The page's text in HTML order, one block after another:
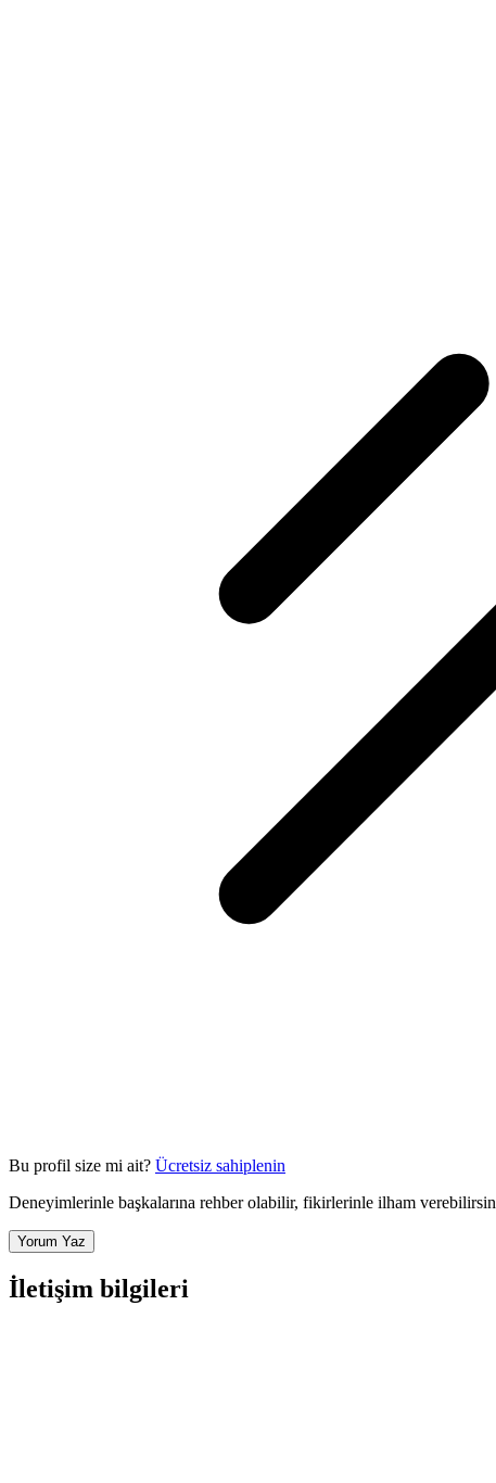
Bu profil size mi ait? Ücretsiz sahiplenin
Deneyimlerinle başkalarına rehber olabilir, fikirlerinle ilham
Yorum Yaz
İletişim bilgileri